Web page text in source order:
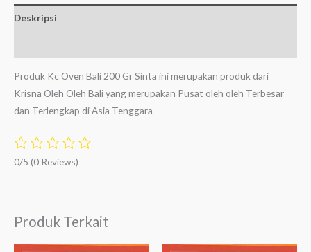
Deskripsi
Produk Kc Oven Bali 200 Gr Sinta ini merupakan produk dari
Krisna Oleh Oleh Bali yang merupakan Pusat oleh oleh Terbesar
dan Terlengkap di Asia Tenggara
0/5 (0 Reviews)
Produk Terkait